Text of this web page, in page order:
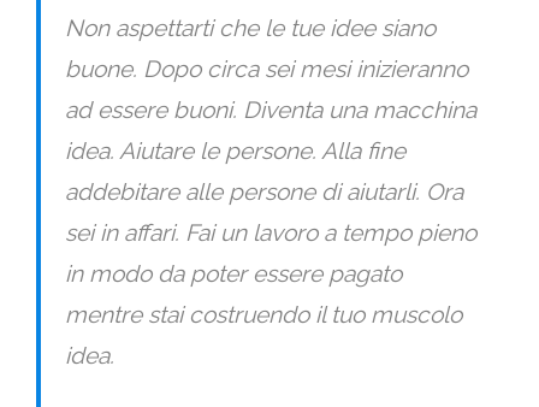
Non aspettarti che le tue idee siano
buone. Dopo circa sei mesi inizieranno
ad essere buoni. Diventa una macchina
idea. Aiutare le persone. Alla fine
addebitare alle persone di aiutarli. Ora
sei in affari. Fai un lavoro a tempo pieno
in modo da poter essere pagato
mentre stai costruendo il tuo muscolo
idea.